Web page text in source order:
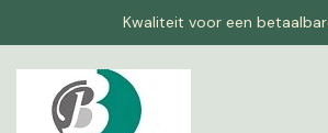
Kwaliteit voor een